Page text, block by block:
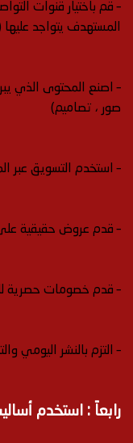
– قم باختيار قنوات
المستهدف يتواجد عليها
– اصنع المحتوى الذي
صور ، تصاميم)
– استخدم التسويق عبر
– قدم عروض حقيقية
– قدم خصومات حصرية
– التزم بالنشر اليومي
رابعاً : استخدم